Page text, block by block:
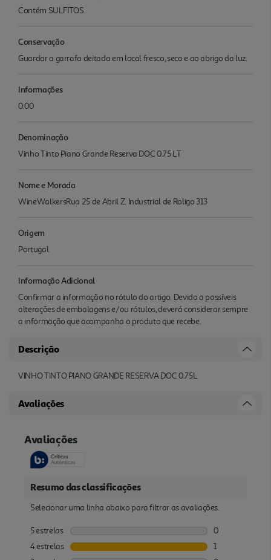
Contém SULFITOS.
Conservação
Guardar a garrafa deitada em local fresco, seco e ao abrigo da luz.
Informações
0.00
Denominação
Vinho Tinto Piano Grande Reserva DOC 0.75 LT
Nome e Morada
WineWalkersRua 25 de Abril Z. Industrial de Roligo 313
Origem
Portugal
Informação Adicional
Confirmar a informação no rótulo do artigo. Devido a possíveis
alterações de embalagens e/ou rótulos, deverá considerar sempre
a informação que acompanha o produto que recebe.
Descrição
VINHO TINTO PIANO GRANDE RESERVA DOC 0.75L
Avaliações